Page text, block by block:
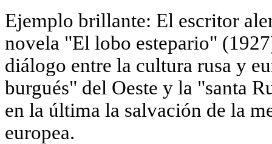
Ejemplo brillante: El escritor
novela "El lobo estepario"
diálogo entre la cultura rusa y
burgués" del Oeste y la "santa
en la última la salvación de la
europea.